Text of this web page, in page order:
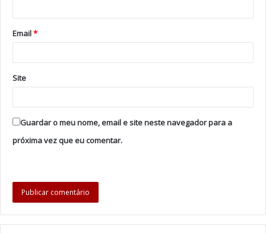
Email*
Site
Guardar o meu nome, email e site neste navegador para a
próxima vez que eu comentar.